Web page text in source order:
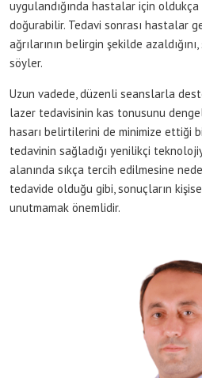
uygulandığında hastalar için
doğurabilir. Tedavi sonrası hastalar
ağrılarının belirgin şekilde
söyler.
Uzun vadede, düzenli seanslarla
lazer tedavisinin kas tonusunu
hasarı belirtilerini de minimize ettiği
tedavinin sağladığı yenilikçi
alanında sıkça tercih edilmesine
tedavide olduğu gibi, sonuçların
unutmamak önemlidir.